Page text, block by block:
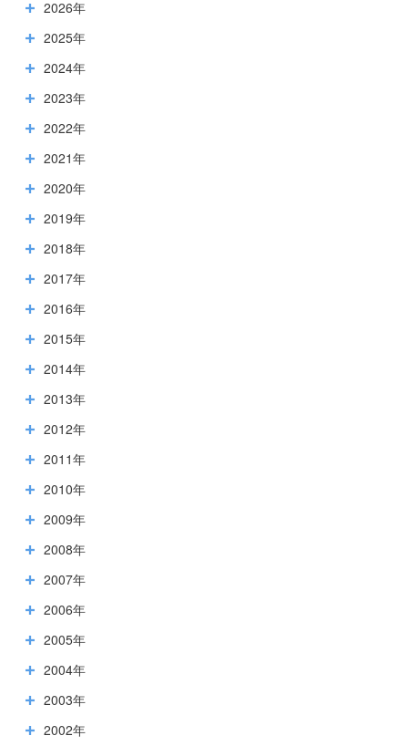
2026年
2025年
2024年
2023年
2022年
2021年
2020年
2019年
2018年
2017年
2016年
2015年
2014年
2013年
2012年
2011年
2010年
2009年
2008年
2007年
2006年
2005年
2004年
2003年
2002年